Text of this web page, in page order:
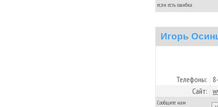
если есть ошибка:
Игорь
Телефоны:
Сайт:
Сообщите нам